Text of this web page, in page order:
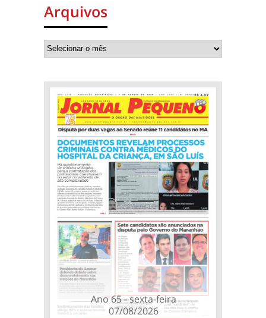
Arquivos
Ano 65 - sexta-feira
07/08/2026